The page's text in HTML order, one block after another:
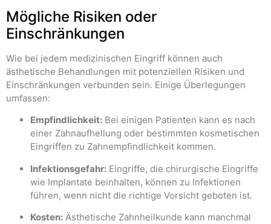
Mögliche Risiken oder
Einschränkungen
Wie bei jedem medizinischen Eingriff können auch
ästhetische Behandlungen mit potenziellen Risiken und
Einschränkungen verbunden sein. Einige Überlegungen
umfassen:
Empfindlichkeit: Bei einigen Patienten kann es nach
einer Zahnaufhellung oder bestimmten kosmetischen
Eingriffen zu Zahnempfindlichkeit kommen.
Infektionsgefahr: Eingriffe, die chirurgische Eingriffe
wie Implantate beinhalten, können zu Infektionen
führen, wenn nicht die richtige Vorsicht geboten ist.
Kosten: Ästhetische Zahnheilkunde kann manchmal